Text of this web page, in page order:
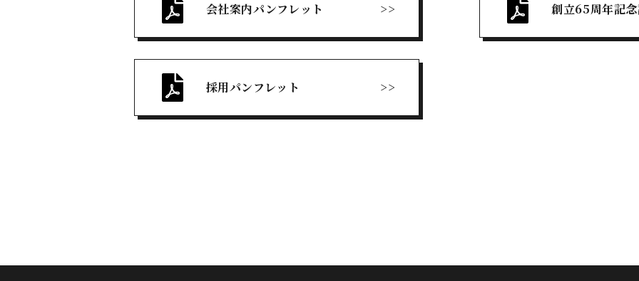
会社案内パンフレット 創立65周年記
採用パンフレット